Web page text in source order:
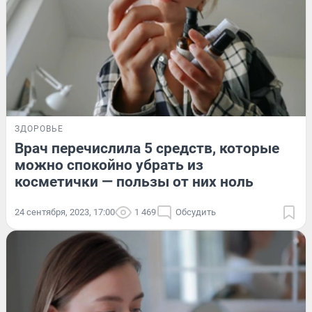
ЗДОРОВЬЕ
Врач перечислила 5 средств, которые
можно спокойно убрать из
косметички — пользы от них ноль
24 сентября, 2023, 17:00 1 469 Обсудить